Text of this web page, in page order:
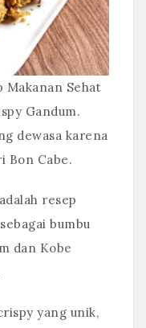
Makanan Sehat
Gandum.
dewasa karena
Bon Cabe.
resep
bumbu
dan Kobe
yang unik,